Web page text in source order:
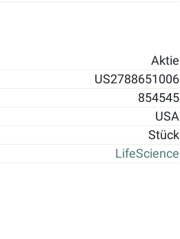
Aktie
US2788651006
854545
USA
Stück
LifeScience